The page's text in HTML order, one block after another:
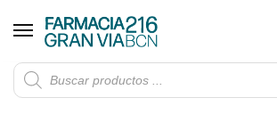
Rebajas de verano hasta -30%
5€ de descuento con el cupón 5GRANVIA